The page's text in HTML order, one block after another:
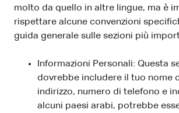
molto da quello in altre lingue, ma è
rispettare alcune convenzioni
guida generale sulle sezioni più
Informazioni Personali: Questa
dovrebbe includere il tuo nome
indirizzo, numero di telefono e
alcuni paesi arabi, potrebbe